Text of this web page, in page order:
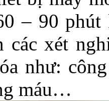
– 90
các xét
như:
máu…